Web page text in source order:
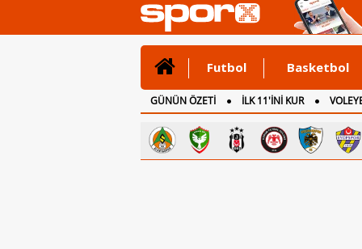
Futbol Basketbol
GÜNÜN ÖZETİ İLK 11'İNİ KUR
CANLI ANLATIM
İNGİLTERE